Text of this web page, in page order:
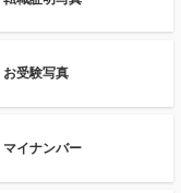
お受験写真
マイナンバー